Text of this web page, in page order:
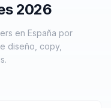
2026
en España por
diseño, copy,